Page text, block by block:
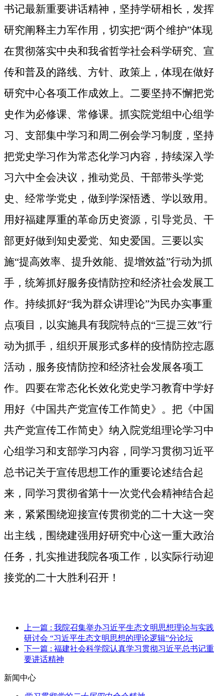
书记最新重要讲话精神，坚持学研相长，发挥
研究阐释主力军作用，切实把“两个维护”体现
在贯彻落实中央和我省哲学社会科学研究、宣
传和普及的路线、方针、政策上，体现在做好
研究中心各项工作成效上。二要坚持不懈把党
史作为必修课、常修课。 抓实院党组中心组学
习、支部集中学习和周二例会学习制度，坚持
把党史学习作为常态化学习内容， 持续深入学
习六中全会决议，推动党员、干部带头学党
史、经常学党史， 做到学深悟透、学以致用。
用好福建厚重的革命历史资源，引导党员、干
部更好做到知史爱党、知史爱国。三要以实
施“提高效率、提升效能、提增效益”行动为抓
手，统筹抓好服务疫情防控和经济社会发展工
作。持续抓好“我为群众讲理论”为民办实事重
点项目，以实施具有我院特点的“三提三效”行
动为抓手，组织开展形式多样的疫情防控志愿
活动，服务疫情防控和经济社会发展各项工
作。四要在常态化长效化党史学习教育中学好
用好《中国共产党宣传工作简史》。把《中国
共产党宣传工作简史》纳入院党组理论学习中
心组学习和支部学习内容，同学习贯彻习近平
总书记关于宣传思想工作的重要论述结合起
来，同学习贯彻省第十一次党代会精神结合起
来，紧紧围绕迎接宣传贯彻党的二十大这一突
出主线，围绕建强用好研究中心这一重大政治
任务，扎实推进我院各项工作， 以实际行动迎
接党的二十大胜利召开！
上一篇 : 我院召集举办习近平生态文明思想理论与实践
研讨会 “习近平生态文明思想的理论逻辑”分论坛
下一篇 : 福建社会科学院认真学习贯彻习近平总书记重
要讲话精神
新闻中心